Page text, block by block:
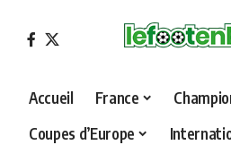
Accueil France
Coupes d’Europe